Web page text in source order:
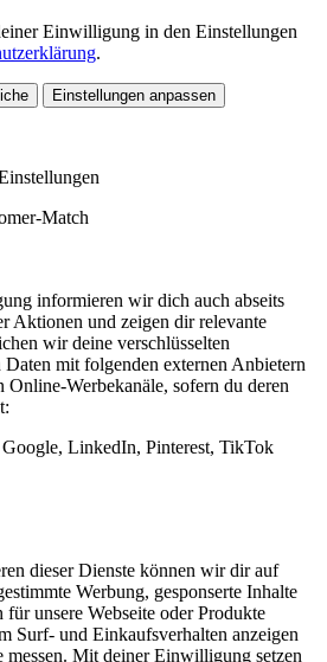
Einwilligung in den Einstellungen
.
Einstellungen anpassen
Match
informieren wir dich auch abseits
Aktionen und zeigen dir relevante
wir deine verschlüsselten
Daten mit folgenden externen Anbietern
Online-Werbekanäle, sofern du deren
LinkedIn, Pinterest, TikTok
dieser Dienste können wir dir auf
Werbung, gesponserte Inhalte
für unsere Webseite oder Produkte
Surf- und Einkaufsverhalten anzeigen
messen. Mit deiner Einwilligung setzen